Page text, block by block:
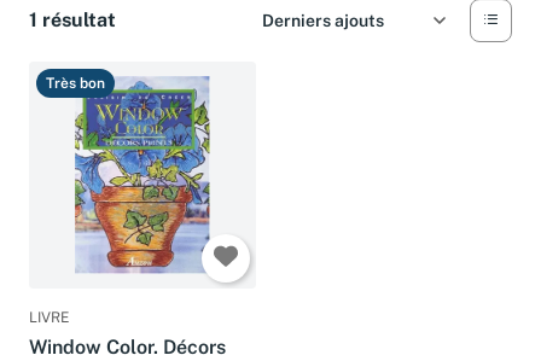
Nos engagements
Créer une alerte
1 résultat
Très bon
LIVRE
Window Color. Décors